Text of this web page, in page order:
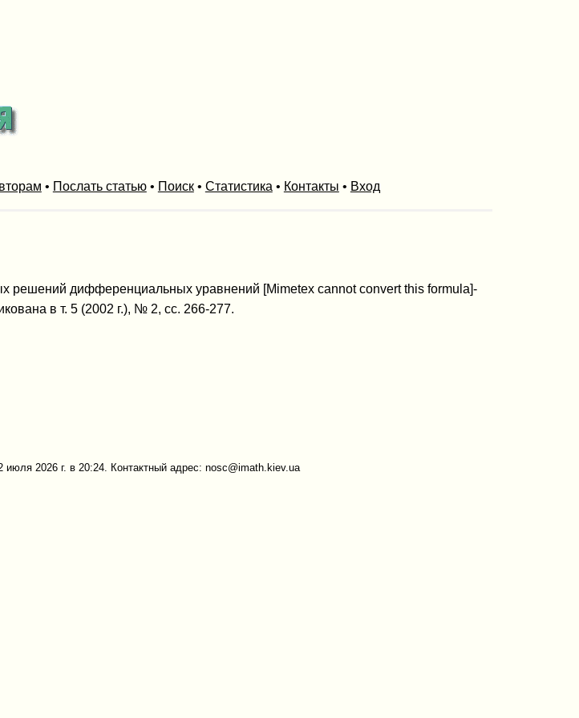
• Послать статью• Поиск• Статистика • Контакты • Вход
решений дифференциальных уравнений [Mimetex cannot convert this formula]-
в т. 5 (2002 г.), № 2, сс. 266-277.
2026 г. в 20:24. Контактный адрес: nosc@imath.kiev.ua